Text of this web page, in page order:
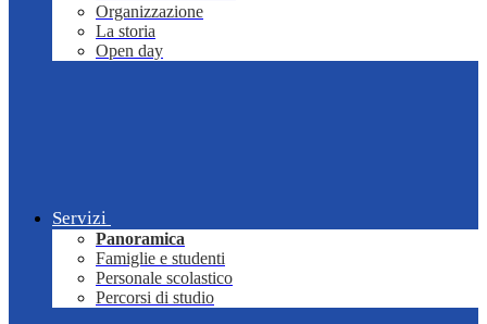
Organizzazione
La storia
Open day
Servizi
Panoramica
Famiglie e studenti
Personale scolastico
Percorsi di studio